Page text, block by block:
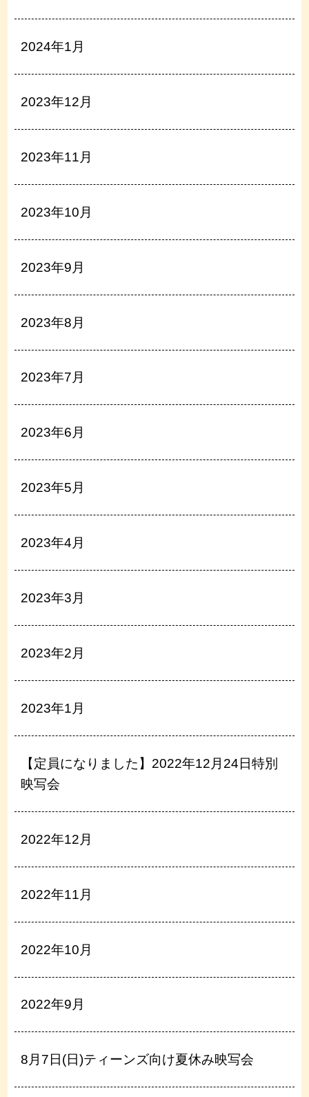
2024年1月
2023年12月
2023年11月
2023年10月
2023年9月
2023年8月
2023年7月
2023年6月
2023年5月
2023年4月
2023年3月
2023年2月
2023年1月
【定員になりました】2022年12月24日特別
映写会
2022年12月
2022年11月
2022年10月
2022年9月
8月7日(日)ティーンズ向け夏休み映写会